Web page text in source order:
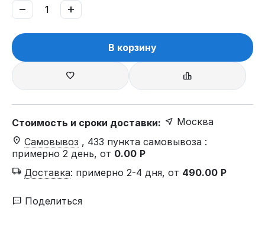
+
−
В корзину
Стоимость и сроки доставки:
Москва
Самовывоз , 433 пункта самовывоза :
примерно 2 день, от 0.00 Р
Доставка: примерно 2-4 дня, от 490.00 Р
Поделиться